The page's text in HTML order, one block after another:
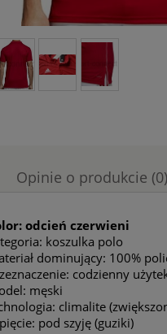
Opinie o produkcie (0)
odcień czerwieni
koszulka polo
dominujący: 100%
codzienny
męski
climalite
pod szyję (guziki)